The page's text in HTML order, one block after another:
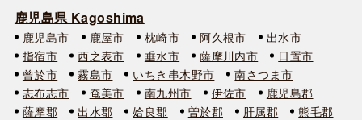
鹿児島県 Kagoshima
鹿児島市 鹿屋市 枕崎市 阿久根市
出水市
指宿市
西之表市 垂水市 薩摩川内市
日置市
曾於市
霧島市 いちき串木野市
南さつま市
志布志市
奄美市 南九州市 伊佐市
鹿児島郡
薩摩郡
出水郡 姶良郡 曽於郡 肝属郡
熊毛郡